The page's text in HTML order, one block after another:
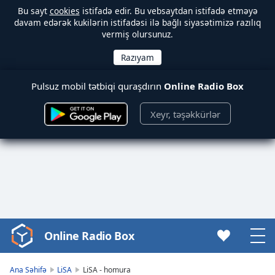
Bu sayt cookies istifadə edir. Bu vebsaytdan istifadə etməyə
davam edərək kukilərin istifadəsi ilə bağlı siyasətimizə razılıq
vermiş olursunuz.
Pulsuz mobil tətbiqi quraşdırın Online Radio Box
Xeyr, təşəkkürlər
Video
Player
Online Radio Box
Ana Səhifə LiSA LiSA - homura